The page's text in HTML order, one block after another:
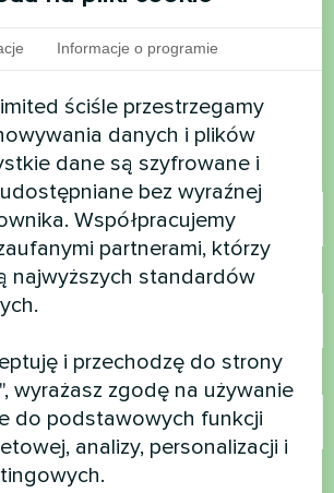
lub masz
z nami, a pomożemy Ci
Informacje o programie
ściśle przestrzegamy
danych i plików
dane są szyfrowane i
bez wyraźnej
Współpracujemy
partnerami, którzy
najwyższych standardów
i przechodzę do strony
wyrażasz zgodę na używanie
do podstawowych funkcji
analizy, personalizacji i